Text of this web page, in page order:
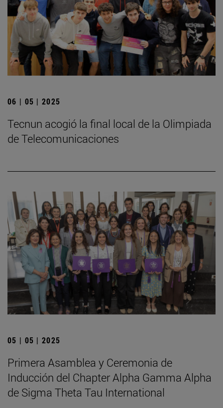
06 | 05 | 2025
­Tecnun acogió la final local de la Olimpiada
de Telecomunicaciones
05 | 05 | 2025
Primera Asamblea y Ceremonia de
Inducción del Chapter Alpha Gamma Alpha
de Sigma Theta Tau International